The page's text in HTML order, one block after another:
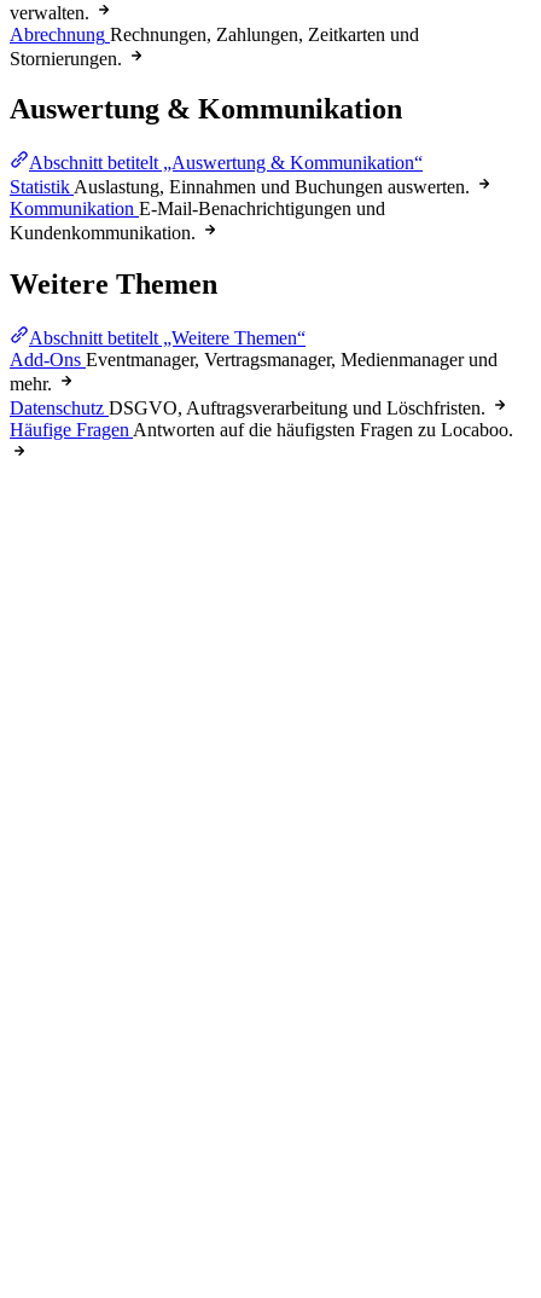
verwalten.
Abrechnung Rechnungen, Zahlungen, Zeitkarten und
Stornierungen.
Auswertung & Kommunikation
Abschnitt betitelt „Auswertung & Kommunikation“
Statistik Auslastung, Einnahmen und Buchungen auswerten.
Kommunikation E-Mail-Benachrichtigungen und
Kundenkommunikation.
Weitere Themen
Abschnitt betitelt „Weitere Themen“
Add-Ons Eventmanager, Vertragsmanager, Medienmanager und
mehr.
Datenschutz DSGVO, Auftragsverarbeitung und Löschfristen.
Häufige Fragen Antworten auf die häufigsten Fragen zu Locaboo.